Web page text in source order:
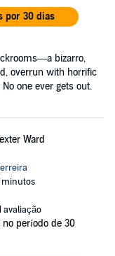
por 30 dias
bizarro,
overrun with horrific
one ever gets out.
Ward
minutos
avaliação
no período de 30